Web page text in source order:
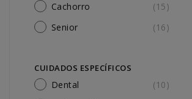
Cachorro
(15)
Senior
(16)
CUIDADOS ESPECÍFICOS
Dental
(10)